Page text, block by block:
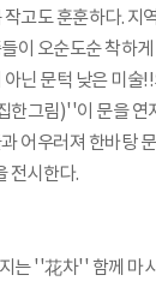
고도 훈훈하다. 지
이 오순도순 착하
아닌 문턱 낮은 미술
그림)''이 문을 연
어우러져 한바탕
전시한다.
는 ''花차'' 함께 마